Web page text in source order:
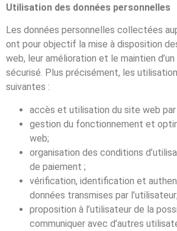
Utilisation des données personnelles
Les données personnelles collectées
ont pour objectif la mise à disposition
web, leur amélioration et le maintien
sécurisé. Plus précisément, les
suivantes :
accès et utilisation du site web par
gestion du fonctionnement et
web;
organisation des conditions
de paiement ;
vérification, identification et
données transmises par l’utilisateur;
proposition à l’utilisateur de la
communiquer avec d’autres